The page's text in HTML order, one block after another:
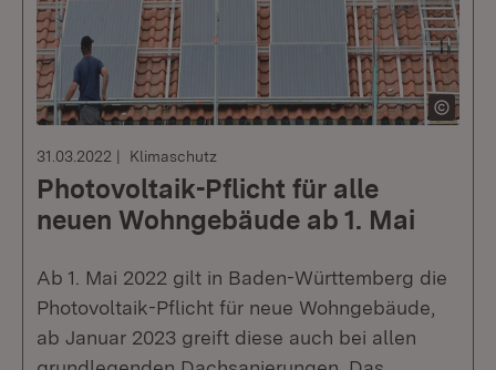
31.03.2022 Klimaschutz
Photovoltaik-Pflicht für alle
neuen Wohngebäude ab 1. Mai
Ab 1. Mai 2022 gilt in Baden-Württemberg die
Photovoltaik-Pflicht für neue Wohngebäude,
ab Januar 2023 greift diese auch bei allen